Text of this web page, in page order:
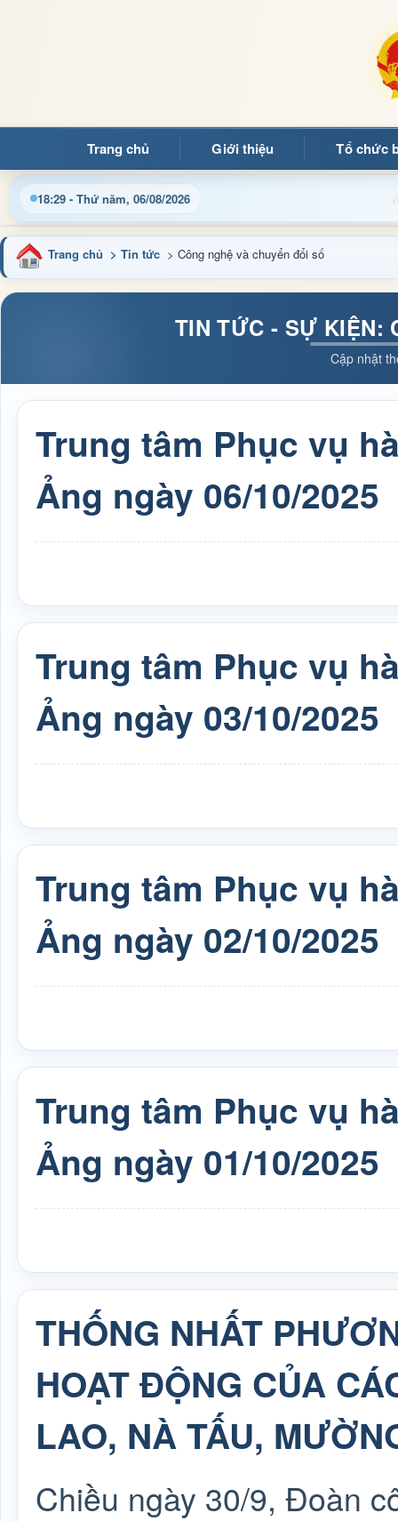
Trang chủ Giới thiệu Tổ chức
18:29 - Thứ năm, 06/08/2026
mừng quý bạn đọc đến với Trang thông tin điện tử xã Mường
Trang chủ > Tin tức > Công nghệ và chuyển đổi số
TIN TỨC - SỰ KIỆN:
Cập nhật
Trung tâm Phục vụ
Ảng ngày 06/10/2025
Trung tâm Phục vụ
Ảng ngày 03/10/2025
Trung tâm Phục vụ
Ảng ngày 02/10/2025
Trung tâm Phục vụ
Ảng ngày 01/10/2025
THỐNG NHẤT
HOẠT ĐỘNG CỦA
LAO, NÀ TẤU,
Chiều ngày 30/9, Đoàn